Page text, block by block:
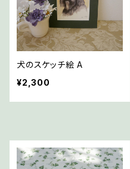
犬のスケッチ絵 A
¥2,300